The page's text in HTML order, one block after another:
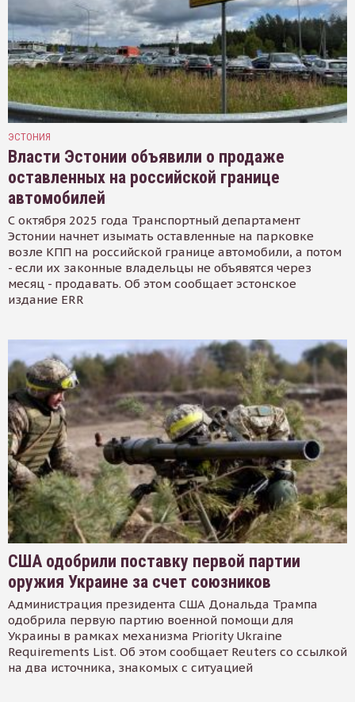
ЭСТОНИЯ
Власти Эстонии объявили о продаже
оставленных на российской границе
автомобилей
С октября 2025 года Транспортный департамент
Эстонии начнет изымать оставленные на парковке
возле КПП на российской границе автомобили, а потом
- если их законные владельцы не объявятся через
месяц - продавать. Об этом сообщает эстонское
издание ERR
США одобрили поставку первой партии
оружия Украине за счет союзников
Администрация президента США Дональда Трампа
одобрила первую партию военной помощи для
Украины в рамках механизма Priority Ukraine
Requirements List. Об этом сообщает Reuters со ссылкой
на два источника, знакомых с ситуацией